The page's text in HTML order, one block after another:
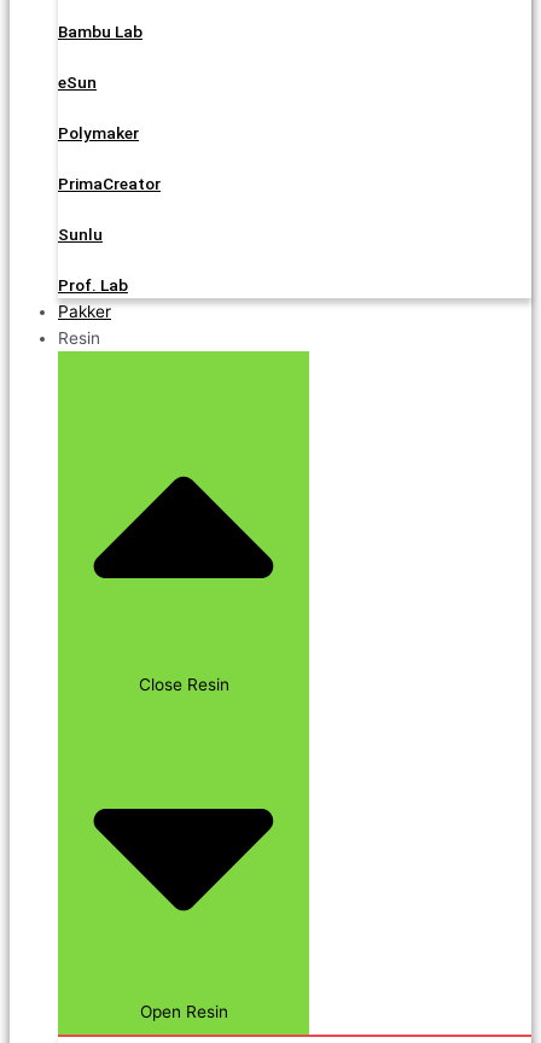
Bambu Lab
eSun
Polymaker
PrimaCreator
Sunlu
Prof. Lab
Pakker
Resin
Close Resin
Open Resin